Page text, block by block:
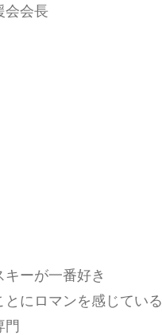
会会長
ーが一番好き
にロマンを感じている
門